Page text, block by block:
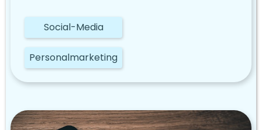
Social-Media
Personalmarketing